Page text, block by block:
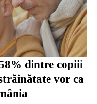
dintre copiii
vor ca